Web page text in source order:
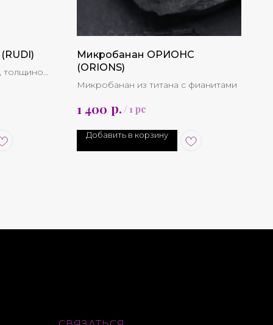
толщиной
Микробанан ОРИОНС
(ORIONS)
Микробанан из титана с фианитами
1 400 р./1 pc
Добавить в корзину